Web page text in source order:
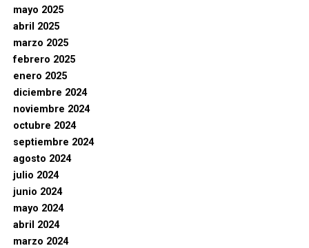
mayo 2025
abril 2025
marzo 2025
febrero 2025
enero 2025
diciembre 2024
noviembre 2024
octubre 2024
septiembre 2024
agosto 2024
julio 2024
junio 2024
mayo 2024
abril 2024
marzo 2024